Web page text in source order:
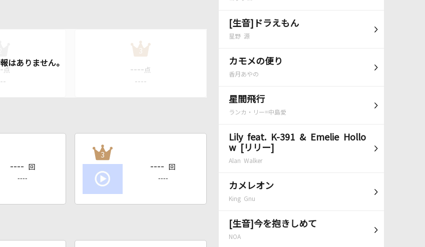
[生音]ドラえもん
星野 源
カモメの便り
香月あやの
星間飛行
ランカ・リー=中島愛
Lily feat. K-391 & Emelie Hollo
w [リリー]
Alan Walker
カメレオン
King Gnu
[生音]今を抱きしめて
NOA
点
3
---- 点
----
---- 回
----
3
---- 回
----